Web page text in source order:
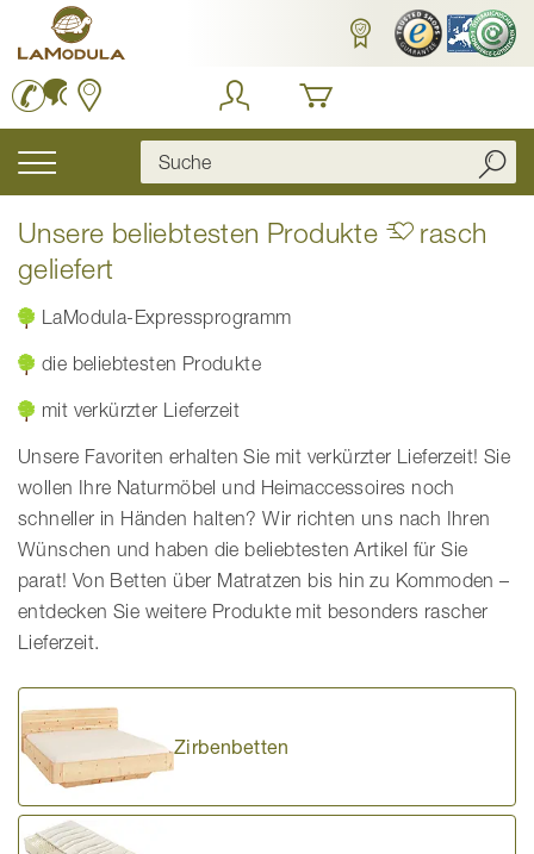
Inhalt
springen
Navigation
Unsere beliebtesten Produkte
rasch
geliefert
LaModula-Expressprogramm
die beliebtesten Produkte
mit verkürzter Lieferzeit
Unsere Favoriten erhalten Sie mit verkürzter Lieferzeit! Sie
wollen Ihre Naturmöbel und Heimaccessoires noch
schneller in Händen halten? Wir richten uns nach Ihren
Wünschen und haben die beliebtesten Artikel für Sie
parat! Von Betten über Matratzen bis hin zu Kommoden –
entdecken Sie weitere Produkte mit besonders rascher
Lieferzeit.
Zirbenbetten